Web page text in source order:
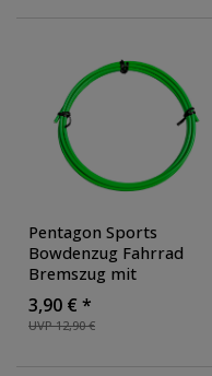
Pentagon Sports
Bowdenzug Fahrrad
Bremszug mit
Bremszughülle Bremsseil
Bremskabel mit
Walzennippel und
UVP 12,90 €
3,90 € *